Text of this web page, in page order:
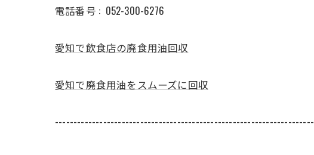
電話番号 : 052-300-6276
愛知で飲食店の廃食用油回収
愛知で廃食用油をスムーズに回収
----------------------------------------------------------------------